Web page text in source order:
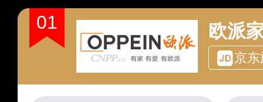
01 欧派
京